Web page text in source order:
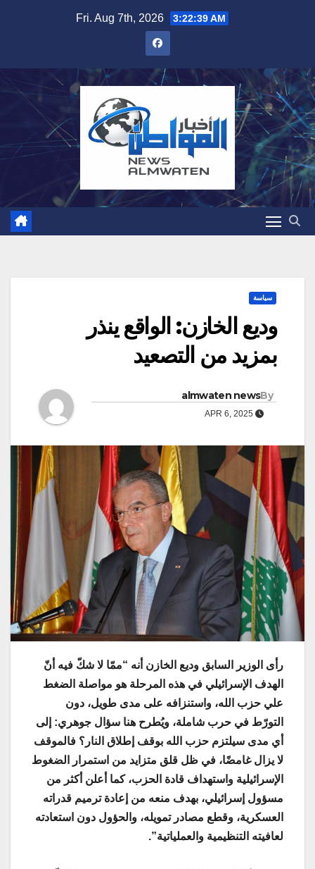
Fri. Aug 7th, 2026 3:22:40 AM
سياسة
وديع الخازن: الواقع ينذر
بمزيد من التصعيد
By
almwaten news
رأى الوزير السابق وديع الخازن أنه “ممّا لا شكّ فيه أنّ
الهدف الإسرائيلي في هذه المرحلة هو مواصلة الضغط
علي حزب الله، واستنزافه على مدى طويل، دون
التورّط في حرب شاملة، ويُطرح هنا سؤال جوهري: إلى
أي مدى سيلتزم حزب الله بوقف إطلاق النار؟ فالموقف
لا يزال غامضًا، في ظل قلق متزايد من استمرار الضغوط
الإسرائيلية واستهداف قادة الحزب، كما أعلن أكثر من
مسؤول إسرائيلي، بهدف منعه من إعادة ترميم قدراته
العسكرية، وقطع مصادر تمويله، والحؤول دون استعادته
لعافيته التنظيمية والعملياتية”.